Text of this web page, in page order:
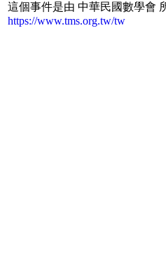
這個事件是由 中華民國數學會
https://www.tms.org.tw/tw